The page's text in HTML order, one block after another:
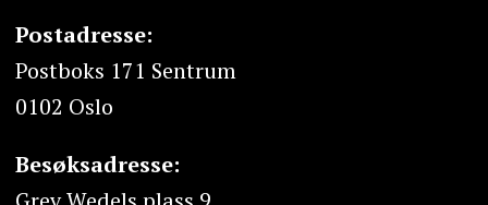
Postadresse:
Postboks 171 Sentrum
0102 Oslo
Besøksadresse: